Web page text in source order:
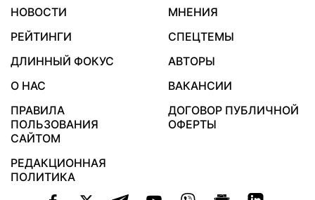
НОВОСТИ
МНЕНИЯ
РЕЙТИНГИ
СПЕЦТЕМЫ
ДЛИННЫЙ ФОКУС
АВТОРЫ
О НАС
ВАКАНСИИ
ПРАВИЛА
ПОЛЬЗОВАНИЯ
САЙТОМ
ДОГОВОР ПУБЛИЧНОЙ
ОФЕРТЫ
РЕДАКЦИОННАЯ
ПОЛИТИКА